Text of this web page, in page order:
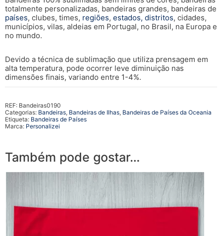
totalmente personalizadas, bandeiras grandes, bandeiras de
países, clubes, times, regiões, estados, distritos, cidades,
municípios, vilas, aldeias em Portugal, no Brasil, na Europa e
no mundo.
Devido a técnica de sublimação que utiliza prensagem em
alta temperatura, pode ocorrer leve diminuição nas
dimensões finais, variando entre 1-4%.
REF: Bandeiras0190
Categorias: Bandeiras, Bandeiras de Ilhas, Bandeiras de Países da Oceania
Etiqueta: Bandeiras de Países
Marca: Personalizei
Também pode gostar…